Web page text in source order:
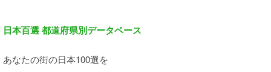
日本百選 都道府県別データベース
あなたの街の日本100選を